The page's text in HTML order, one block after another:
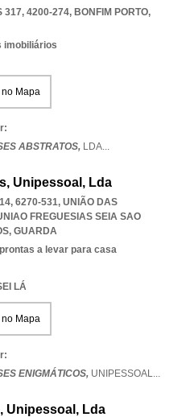
317, 4200-274, BONFIM PORTO,
imobiliários
no Mapa
ABSTRATOS, LDA...
Unipessoal, Lda
6270-531, UNIÃO DAS
FREGUESIAS SEIA SAO
, GUARDA
a levar para casa
LÁ
no Mapa
ENIGMÁTICOS, UNIPESSOAL...
Unipessoal, Lda